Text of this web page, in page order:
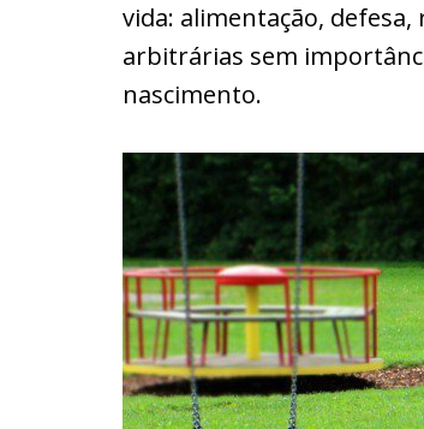
vida: alimentação,
arbitrárias sem
nascimento.